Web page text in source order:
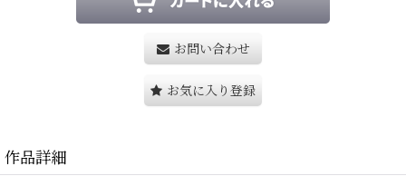
お問い合わせ
お気に入り登録
作品詳細